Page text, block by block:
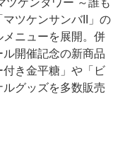
ツケンタワー ～誰も
ツケンサンバII」の
ニューを展開。併
開催記念の新商品
き金平糖」や「ビ
グッズを多数販売